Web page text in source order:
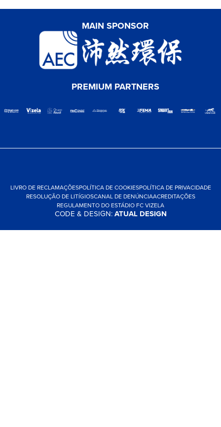
MAIN SPONSOR
PREMIUM PARTNERS
LIVRO DE RECLAMAÇÕESPOLÍTICA DE COOKIESPOLÍTICA DE PRIVACIDADE
RESOLUÇÃO DE LITÍGIOSCANAL DE DENÚNCIAACREDITAÇÕES
REGULAMENTO DO ESTÁDIO FC VIZELA
CODE & DESIGN:ATUAL DESIGN